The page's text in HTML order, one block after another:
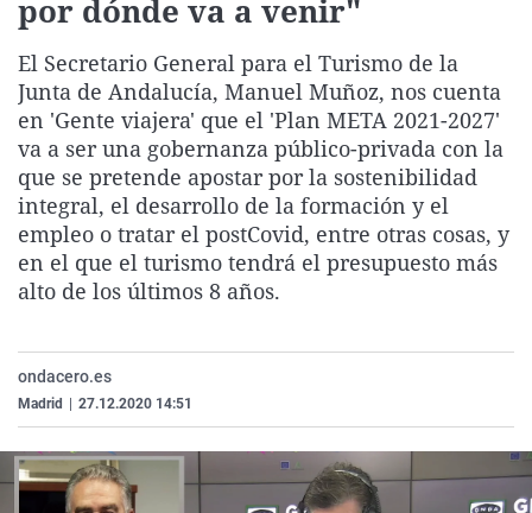
Gente viajera
Como el perro y el
Retornados
Equipo de
Operación Viuda
Galicia
La Rioja
Navarra
País Vasco
Televisión
Elecciones
por dónde va a venir"
El Secretario General para el Turismo de la
Junta de Andalucía, Manuel Muñoz, nos cuenta
en 'Gente viajera' que el 'Plan META 2021-2027'
va a ser una gobernanza público-privada con la
que se pretende apostar por la sostenibilidad
integral, el desarrollo de la formación y el
empleo o tratar el postCovid, entre otras cosas, y
en el que el turismo tendrá el presupuesto más
alto de los últimos 8 años.
ondacero.es
Madrid 27.12.2020 14:51